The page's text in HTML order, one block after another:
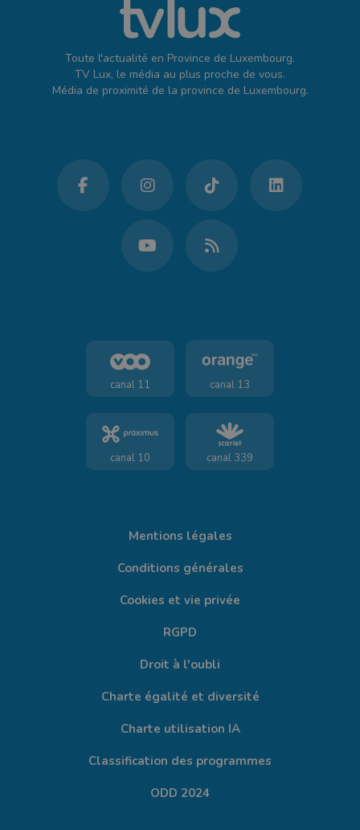
Toute l'actualité en Province de Luxembourg.
TV Lux, le média au plus proche de vous.
Média de proximité de la province de Luxembourg.
canal 11 canal 13
canal 10 canal 339
Mentions légales
Conditions générales
Cookies et vie privée
RGPD
Droit à l'oubli
Charte égalité et diversité
Charte utilisation IA
Classification des programmes
ODD 2024